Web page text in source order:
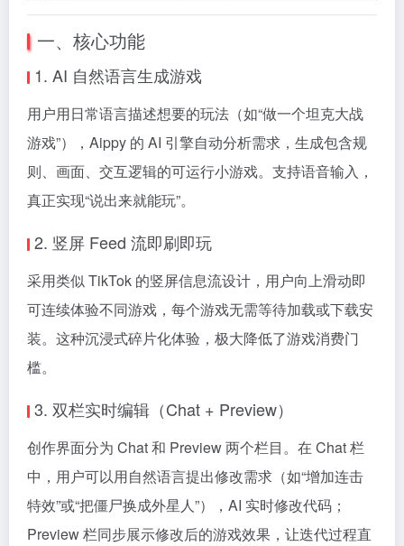
一、核心功能
1. AI 自然语言生成游戏
用户用日常语言描述想要的玩法（如“做一个坦克大战
游戏”），Aippy 的 AI 引擎自动分析需求，生成包含规
则、画面、交互逻辑的可运行小游戏。支持语音输入，
真正实现“说出来就能玩”。
2. 竖屏 Feed 流即刷即玩
采用类似 TikTok 的竖屏信息流设计，用户向上滑动即
可连续体验不同游戏，每个游戏无需等待加载或下载安
装。这种沉浸式碎片化体验，极大降低了游戏消费门
槛。
3. 双栏实时编辑（Chat + Preview）
创作界面分为 Chat 和 Preview 两个栏目。在 Chat 栏
中，用户可以用自然语言提出修改需求（如“增加连击
特效”或“把僵尸换成外星人”），AI 实时修改代码；
Preview 栏同步展示修改后的游戏效果，让迭代过程直